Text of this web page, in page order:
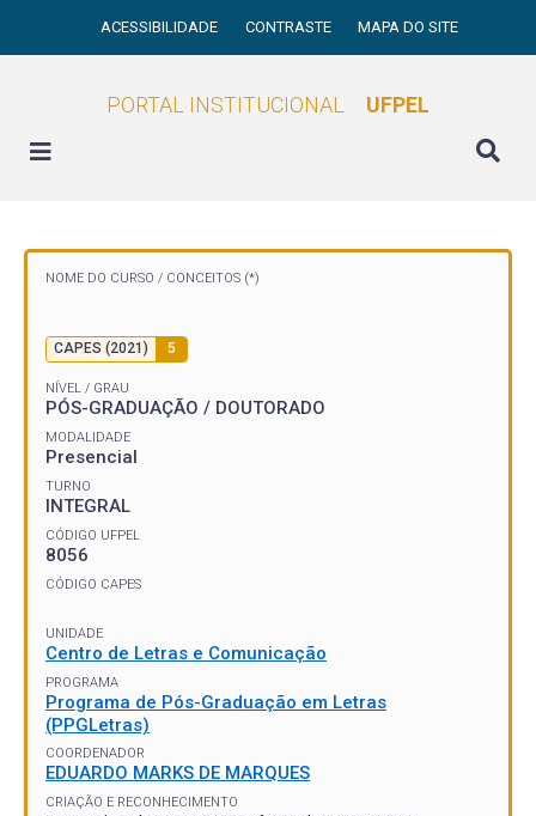
ACESSIBILIDADE CONTRASTE MAPA DO SITE
PORTAL INSTITUCIONAL UFPEL
NOME DO CURSO / CONCEITOS (*)
CAPES (2021) 5
NÍVEL / GRAU
PÓS-GRADUAÇÃO / DOUTORADO
MODALIDADE
Presencial
TURNO
INTEGRAL
CÓDIGO UFPEL
8056
CÓDIGO CAPES
UNIDADE
Centro de Letras e Comunicação
PROGRAMA
Programa de Pós-Graduação em Letras
(PPGLetras)
COORDENADOR
EDUARDO MARKS DE MARQUES
CRIAÇÃO E RECONHECIMENTO